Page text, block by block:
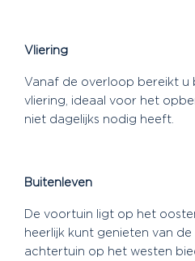
Vliering
Vanaf de overloop bereikt u
vliering, ideaal voor het
niet dagelijks nodig heeft.
Buitenleven
De voortuin ligt op het
heerlijk kunt genieten van
achtertuin op het westen